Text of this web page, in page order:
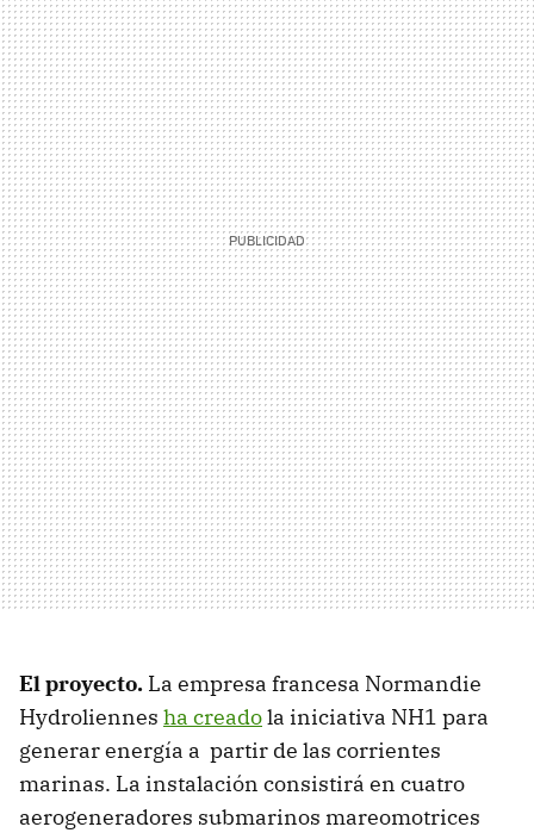
El proyecto. La empresa francesa Normandie
Hydroliennes ha creadola iniciativa NH1 para
generar energía a partir de las corrientes
marinas. La instalación consistirá en cuatro
aerogeneradores submarinos mareomotrices